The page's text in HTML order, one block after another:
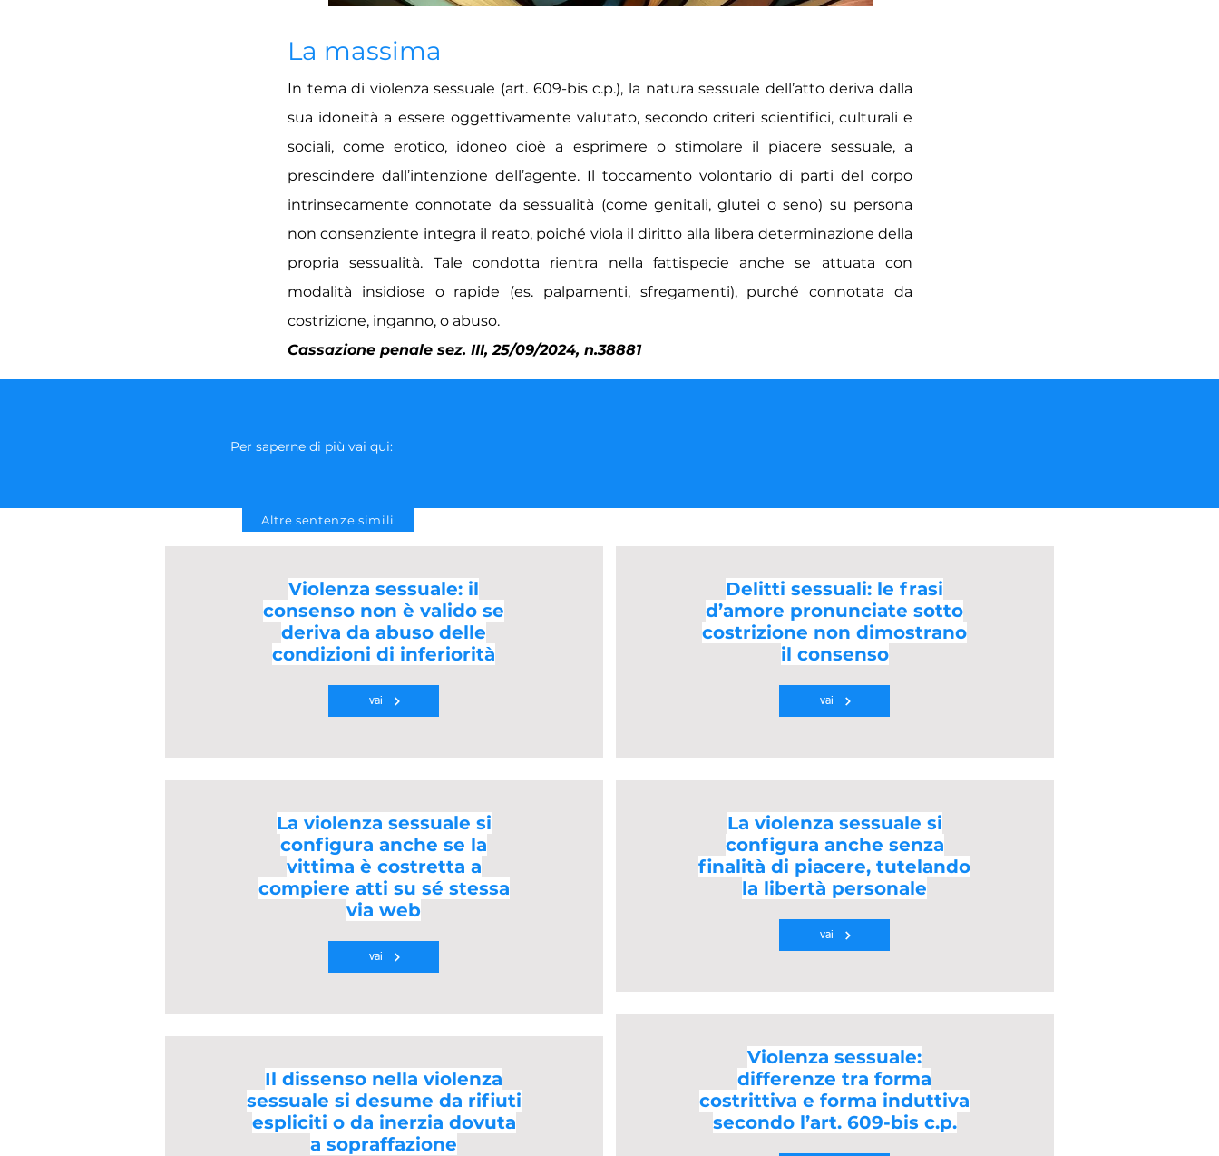
La massima
In tema di violenza sessuale (art. 609-bis c.p.), la natura sessuale dell’atto deriva dalla
sua idoneità a essere oggettivamente valutato, secondo criteri scientifici, culturali e
sociali, come erotico, idoneo cioè a esprimere o stimolare il piacere sessuale, a
prescindere dall’intenzione dell’agente. Il toccamento volontario di parti del corpo
intrinsecamente connotate da sessualità (come genitali, glutei o seno) su persona
non consenziente integra il reato, poiché viola il diritto alla libera determinazione della
propria sessualità. Tale condotta rientra nella fattispecie anche se attuata con
modalità insidiose o rapide (es. palpamenti, sfregamenti), purché connotata da
costrizione, inganno, o abuso.
Cassazione penale sez. III, 25/09/2024, n.38881
Per saperne di più vai qui:
Altre sentenze simili
Violenza sessuale: il
consenso non è valido se
deriva da abuso delle
condizioni di inferiorità
vai
La violenza sessuale si
configura anche se la
vittima è costretta a
compiere atti su sé stessa
via web
vai
Il dissenso nella violenza
sessuale si desume da rifiuti
espliciti o da inerzia dovuta
a sopraffazione
Delitti sessuali: le frasi
d’amore pronunciate sotto
costrizione non dimostrano
il consenso
vai
La violenza sessuale si
configura anche senza
finalità di piacere, tutelando
la libertà personale
vai
Violenza sessuale:
differenze tra forma
costrittiva e forma induttiva
secondo l’art. 609-bis c.p.